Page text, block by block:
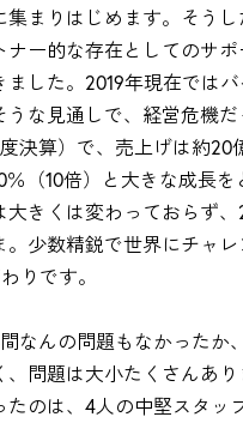
集まりはじめます。そう
ナー的な存在としてのサポ
ました。2019年現在では
うな見通しで、経営危機
決算）で、売上げは約20
％（10倍）と大きな成長
大きくは変わっておらず
。少数精鋭で世界にチャ
りです。
なんの問題もなかったか
、問題は大小たくさんあ
たのは、4人の中堅スタッ